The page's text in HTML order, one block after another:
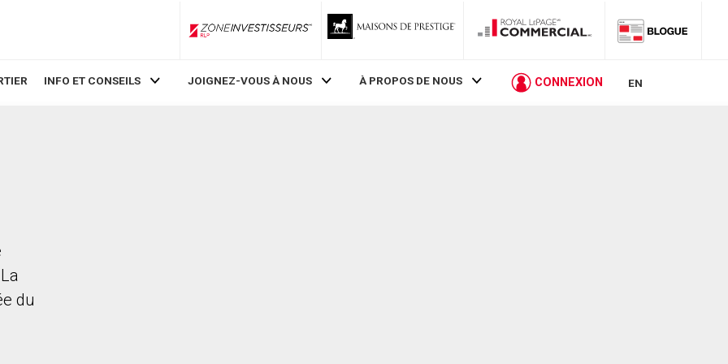
ZoneInvestisseurs RLP
INFO ET CONSEILS JOIGNEZ-VOUS À NOUS À PROPOS DE NOUS CONNEXION EN
du